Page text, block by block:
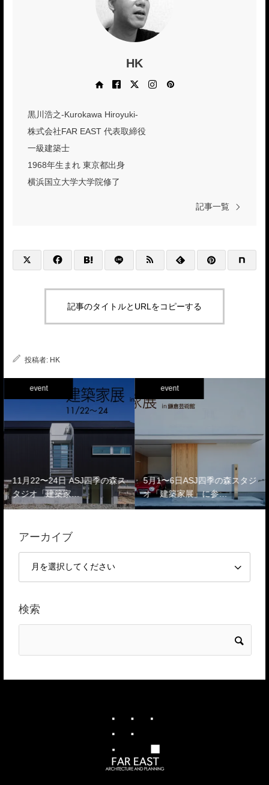
HK
InstagramPinterest
黒川浩之-Kurokawa Hiroyuki-
株式会社FAR EAST 代表取締役
一級建築士
1968年生まれ 東京都出身
横浜国立大学大学院修了
記事一覧
記事のタイトルとURLをコピーする
投稿者: HK
event
11月22〜24日 ASJ四季の森ス
タジオ「建築家…
event
5月1〜6日ASJ四季の森スタジ
オ「建築家展」に参…
アーカイブ
検索